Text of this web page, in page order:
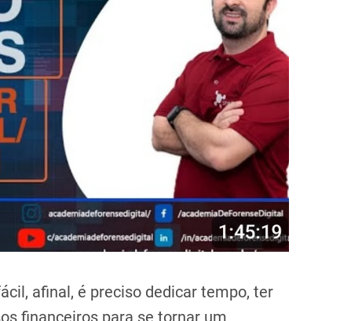
afinal, é preciso dedicar tempo, ter
financeiros para se tornar um